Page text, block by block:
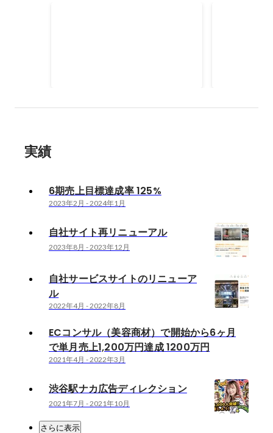
実績
6期売上目標達成率 125%
2023年2月 -2024年1月
自社サイト再リニューアル
2023年8月 -2023年12月
自社サービスサイトのリニューア
ル
2022年4月 -2022年8月
ECコンサル（美容商材）で開始から6ヶ月
で単月売上1,200万円達成 1200万円
2021年4月 -2022年3月
渋谷駅ナカ広告ディレクション
2021年7月 -2021年10月
さらに表示